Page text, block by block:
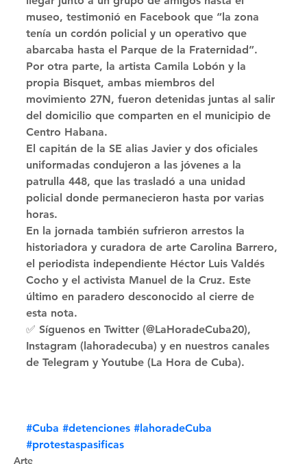
museo, testimonió en Facebook que “la zona
tenía un cordón policial y un operativo que
abarcaba hasta el Parque de la Fraternidad”.
Por otra parte, la artista Camila Lobón y la
propia Bisquet, ambas miembros del
movimiento 27N, fueron detenidas juntas al salir
del domicilio que comparten en el municipio de
Centro Habana.
El capitán de la SE alias Javier y dos oficiales
uniformadas condujeron a las jóvenes a la
patrulla 448, que las trasladó a una unidad
policial donde permanecieron hasta por varias
horas.
En la jornada también sufrieron arrestos la
historiadora y curadora de arte Carolina Barrero,
el periodista independiente Héctor Luis Valdés
Cocho y el activista Manuel de la Cruz. Este
último en paradero desconocido al cierre de
esta nota.
✅ Síguenos en Twitter (@LaHoradeCuba20),
Instagram (lahoradecuba) y en nuestros canales
de Telegram y Youtube (La Hora de Cuba).
#Cuba #detenciones #lahoradeCuba
#protestaspasificas
Arte